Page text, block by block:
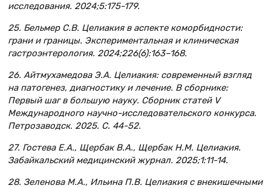
исследования. 2024;5:175-179.
25. Бельмер С.В. Целиакия в аспекте коморбидности:
грани и границы. Экспериментальная и клиническая
гастроэнтерология. 2024;226(6):163–168.
26. Айтмухамедова Э.А. Целиакия: современный взгляд
на патогенез, диагностику и лечение. В сборнике:
Первый шаг в большую науку. Сборник статей V
Международного научно-исследовательского конкурса.
Петрозаводск. 2025. С. 44-52.
27. Гостева Е.А., Щербак В.А., Щербак Н.М. Целиакия.
Забайкальский медицинский журнал. 2025;1:11-14.
28. Зеленова М.А., Ильина П.В. Целиакия с внекишечными